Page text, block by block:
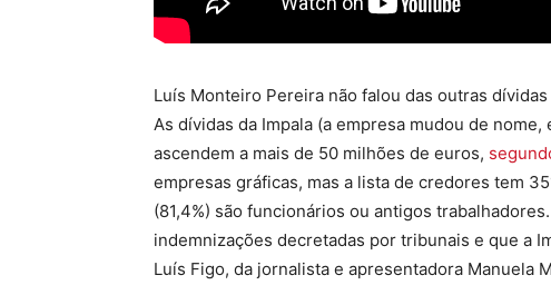
Luís Monteiro Pereira não falou das outras
As dívidas da Impala (a empresa mudou de
ascendem a mais de 50 milhões de euros,
empresas gráficas, mas a lista de credores tem
(81,4%) são funcionários ou antigos
indemnizações decretadas por tribunais e que a
Luís Figo, da jornalista e apresentadora Manuela